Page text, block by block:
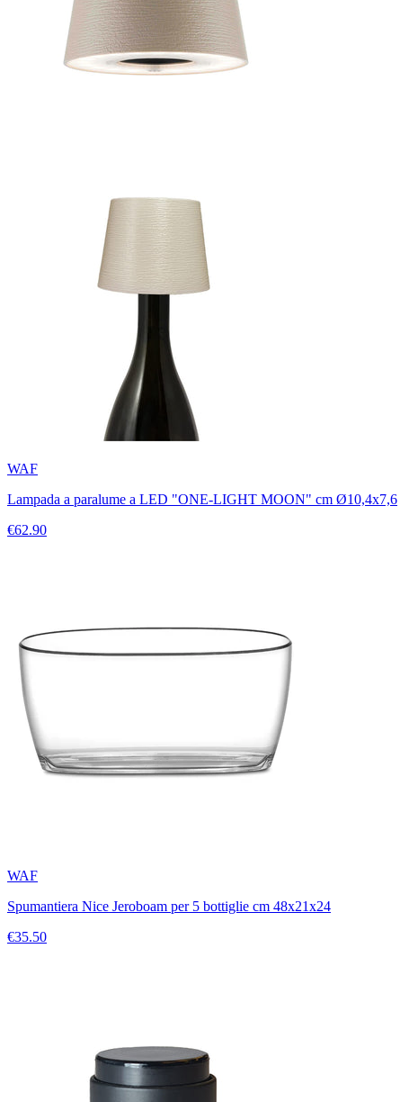
WAF
Lampada a paralume a LED "ONE-LIGHT MOON" cm Ø10,4x7,6
€62.90
WAF
Spumantiera Nice Jeroboam per 5 bottiglie cm 48x21x24
€35.50